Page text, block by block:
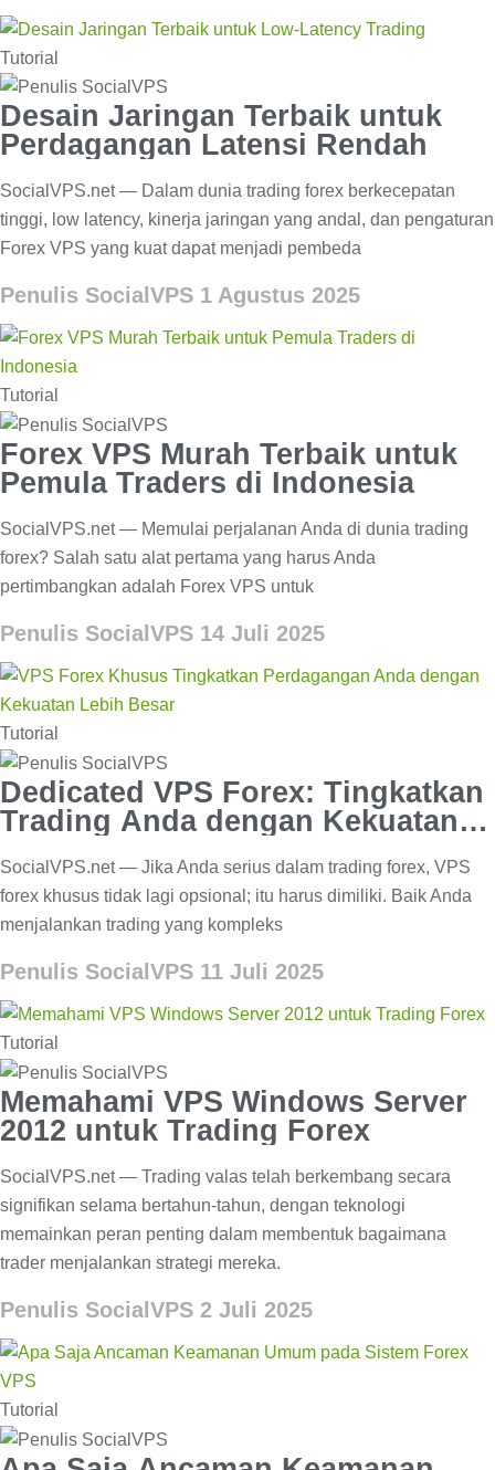
Tutorial
Desain Jaringan Terbaik untuk
Perdagangan Latensi Rendah
SocialVPS.net — Dalam dunia trading forex berkecepatan
tinggi, low latency, kinerja jaringan yang andal, dan pengaturan
Forex VPS yang kuat dapat menjadi pembeda
Penulis SocialVPS 1 Agustus 2025
Tutorial
Forex VPS Murah Terbaik untuk
Pemula Traders di Indonesia
SocialVPS.net — Memulai perjalanan Anda di dunia trading
forex? Salah satu alat pertama yang harus Anda
pertimbangkan adalah Forex VPS untuk
Penulis SocialVPS 14 Juli 2025
Tutorial
Dedicated VPS Forex: Tingkatkan
Trading Anda dengan Kekuatan
SocialVPS.net — Jika Anda serius dalam trading forex, VPS
forex khusus tidak lagi opsional; itu harus dimiliki. Baik Anda
menjalankan trading yang kompleks
Penulis SocialVPS 11 Juli 2025
Tutorial
Memahami VPS Windows Server
2012 untuk Trading Forex
SocialVPS.net — Trading valas telah berkembang secara
signifikan selama bertahun-tahun, dengan teknologi
memainkan peran penting dalam membentuk bagaimana
trader menjalankan strategi mereka.
Penulis SocialVPS 2 Juli 2025
Tutorial